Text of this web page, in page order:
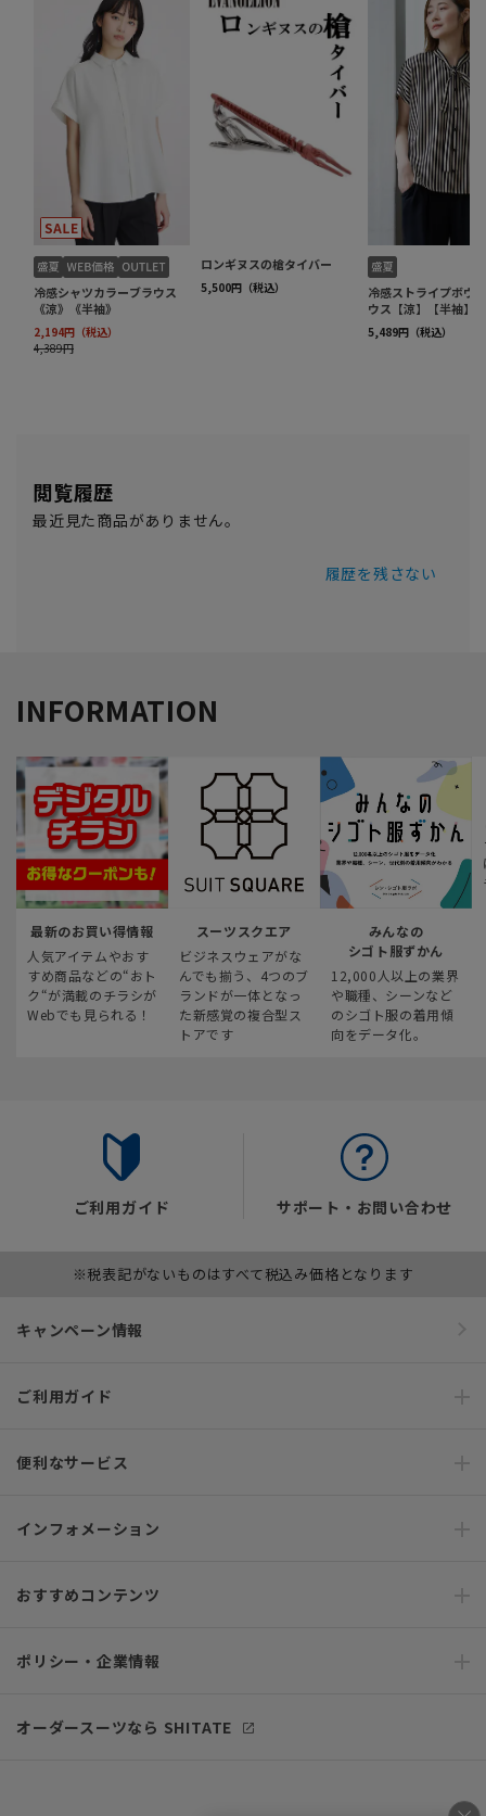
閲覧履歴
最近見た商品がありません。
履歴を残さない
INFORMATION
最新のお買い得情報
人気アイテムやおす
すめ商品などの“おト
ク“が満載のチラシが
Webでも見られる！
スーツスクエア
ビジネスウェアがな
んでも揃う、4つのブ
ランドが一体となっ
た新感覚の複合型ス
トアです
みんなの
シゴト服ずかん
12,000人以上の業界
や職種、シーンなど
のシゴト服の着用傾
向をデータ化。
ご利用ガイド サポート・お問い合わせ
※税表記がないものはすべて税込み価格となります
キャンペーン情報
ご利用ガイド
便利なサービス
インフォメーション
おすすめコンテンツ
ポリシー・企業情報
オーダースーツなら SHITATE